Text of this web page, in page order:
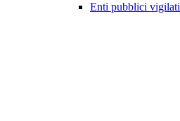
Enti pubblici vigilati